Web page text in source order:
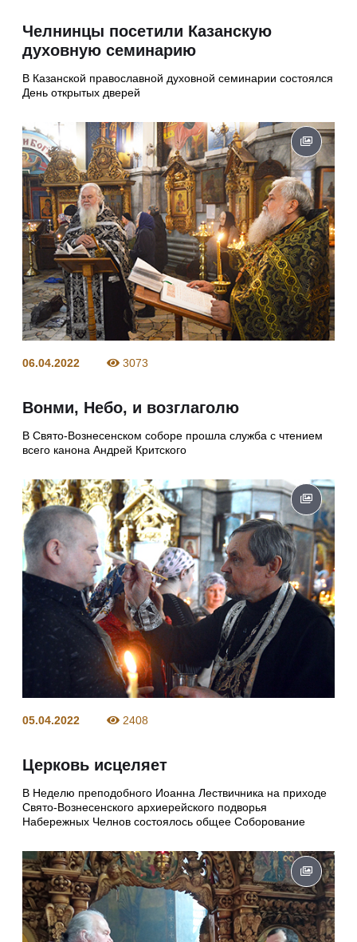
Челнинцы посетили Казанскую
духовную семинарию
В Казанской православной духовной семинарии состоялся
День открытых дверей
06.04.2022 3073
Вонми, Небо, и возглаголю
В Свято-Вознесенском соборе прошла служба с чтением
всего канона Андрей Критского
05.04.2022 2408
Церковь исцеляет
В Неделю преподобного Иоанна Лествичника на приходе
Свято-Вознесенского архиерейского подворья
Набережных Челнов состоялось общее Соборование